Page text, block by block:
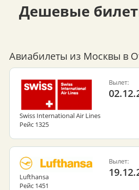
Дешевые
Авиабилеты из Москвы в
Swiss International Air Lines
Рейс 1325
Вылет:
Lufthansa
Рейс 1451
Вылет: